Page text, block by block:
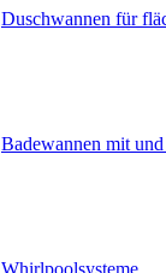
Duschwannen für
Badewannen mit
Whirlpoolsysteme